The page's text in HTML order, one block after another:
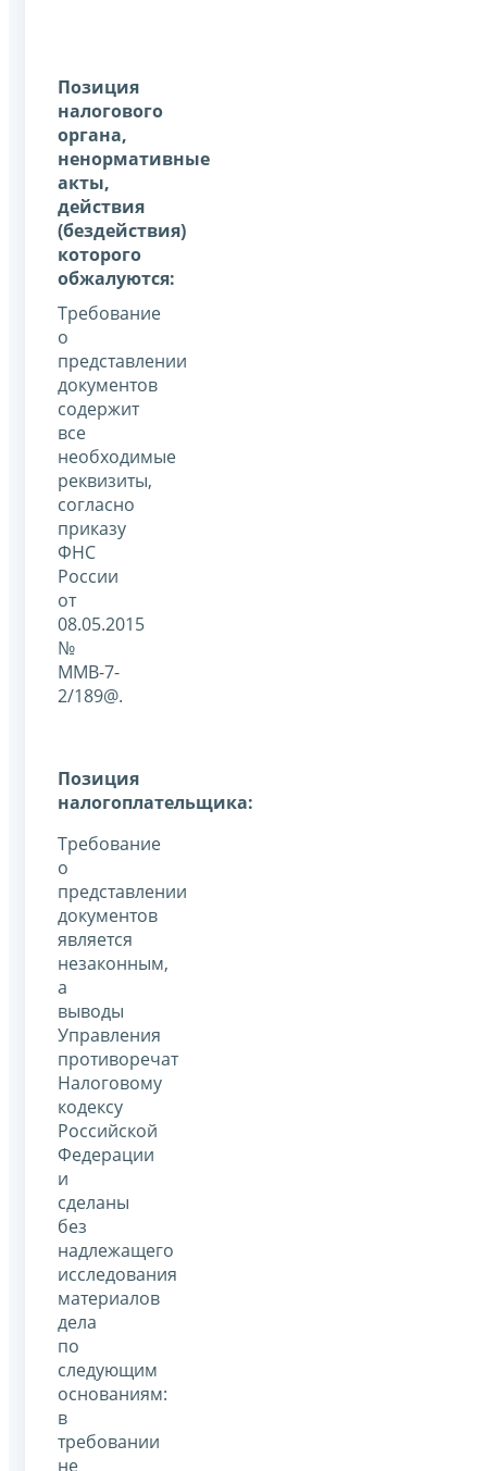
Позиция
налогового
органа,
ненормативные
акты,
действия
(бездействия)
которого
обжалуются:
Требование
о
представлении
документов
содержит
все
необходимые
реквизиты,
согласно
приказу
ФНС
России
от
08.05.2015
№
ММВ-7-
2/189@.
Позиция
налогоплательщика:
Требование
о
представлении
документов
является
незаконным,
а
выводы
Управления
противоречат
Налоговому
кодексу
Российской
Федерации
и
сделаны
без
надлежащего
исследования
материалов
дела
по
следующим
основаниям:
в
требовании
не